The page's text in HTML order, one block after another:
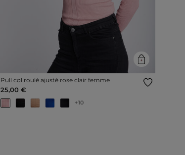
Pull col roulé ajusté rose clair femme
25,00 €
+10